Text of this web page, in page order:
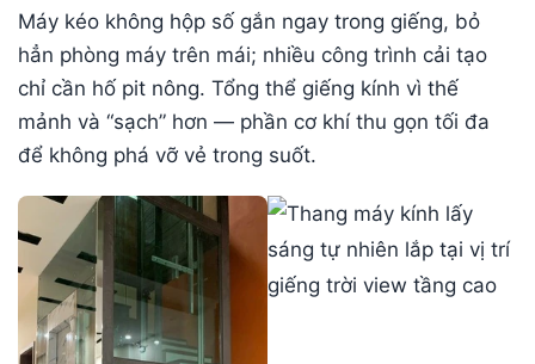
Máy kéo không hộp số gắn ngay trong giếng, bỏ
hẳn phòng máy trên mái; nhiều công trình cải tạo
chỉ cần hố pit nông. Tổng thể giếng kính vì thế
mảnh và “sạch” hơn — phần cơ khí thu gọn tối đa
để không phá vỡ vẻ trong suốt.